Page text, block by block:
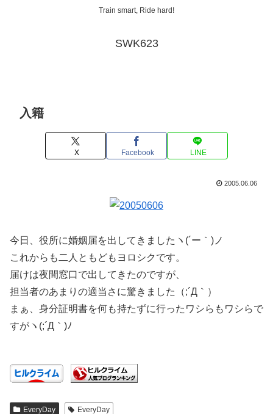
Train smart, Ride hard!
SWK623
入籍
X Facebook LINE
2005.06.06
今日、役所に婚姻届を出してきましたヽ(´ー｀)ノ
これからも二人ともどもヨロシクです。
届けは夜間窓口で出してきたのですが、
担当者のあまりの適当さに驚きました（;´Д｀）
まぁ、身分証明書を何も持たずに行ったワシらもワシらで
すがヽ(;´Д｀)ﾉ
EveryDay EveryDay